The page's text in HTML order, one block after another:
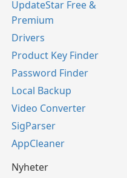
UpdateStar Free &
Premium
Drivers
Product Key Finder
Password Finder
Local Backup
Video Converter
SigParser
AppCleaner
Nyheter